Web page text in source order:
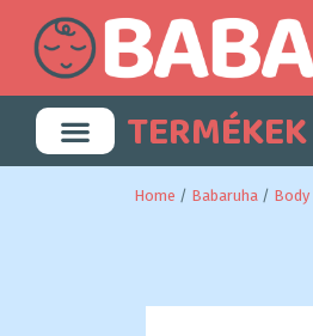
TERMÉKEK
Home / Babaruha / Body